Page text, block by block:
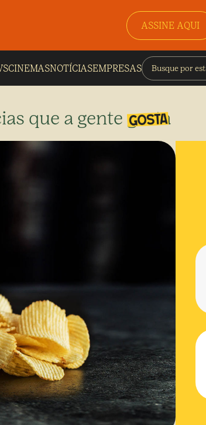
ASSINE AQUI
CINEMASNOTÍCIASEMPRESAS
que a gente gosta